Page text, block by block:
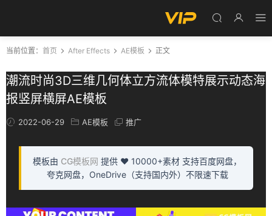
当前位置： 首页 After Effects AE模板 正文
潮流时尚3D三维几何体立方流体模特展示动态海
报竖屏横屏AE模板
2022-06-29 AE模板 推广
模板由 CG模板网 提供 ❤️ 10000+素材 支持百度网盘，
夸克网盘，OneDrive（支持国内外）不限速下载